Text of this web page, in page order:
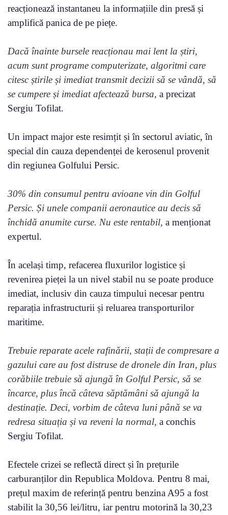
reacționează instantaneu la informațiile din presă și
amplifică panica de pe piețe.
Dacă înainte bursele reacționau mai lent la știri,
acum sunt programe computerizate, algoritmi care
citesc știrile și imediat transmit decizii să se vândă, să
se cumpere și imediat afectează bursa, a precizat
Sergiu Tofilat.
Un impact major este resimțit și în sectorul aviatic, în
special din cauza dependenței de kerosenul provenit
din regiunea Golfului Persic.
30% din consumul pentru avioane vin din Golful
Persic. Și unele companii aeronautice au decis să
închidă anumite curse. Nu este rentabil, a menționat
expertul.
În același timp, refacerea fluxurilor logistice și
revenirea pieței la un nivel stabil nu se poate produce
imediat, inclusiv din cauza timpului necesar pentru
reparația infrastructurii și reluarea transporturilor
maritime.
Trebuie reparate acele rafinării, stații de compresare a
gazului care au fost distruse de dronele din Iran, plus
corăbiile trebuie să ajungă în Golful Persic, să se
încarce, plus încă câteva săptămâni să ajungă la
destinație. Deci, vorbim de câteva luni până se va
redresa situația și va reveni la normal, a conchis
Sergiu Tofilat.
Efectele crizei se reflectă direct și în prețurile
carburanților din Republica Moldova. Pentru 8 mai,
prețul maxim de referință pentru benzina A95 a fost
stabilit la 30,56 lei/litru, iar pentru motorină la 30,23